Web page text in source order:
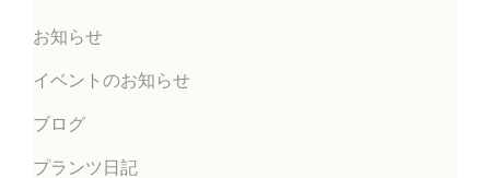
お知らせ
イベントのお知らせ
ブログ
プランツ日記